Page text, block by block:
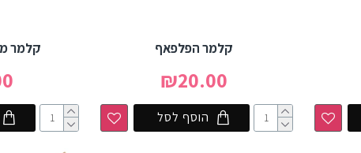
קלמר הפלפאף
₪20.00
הוסף לסל
קלמר